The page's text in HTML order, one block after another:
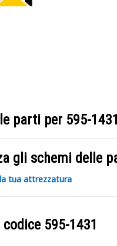
parti per 595-1431
gli schemi delle
tua attrezzatura
codice 595-1431